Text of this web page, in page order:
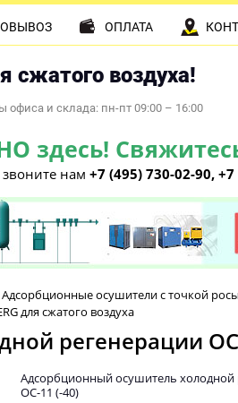
сжатого воздуха!
офиса и склада: пн-пт 09:00 – 16:00
звоните нам +7 (495) 730-02-90,
ОПЛАТА
Адсорбционные осушители с точкой росы
для сжатого воздуха
регенерации ОС-
Адсорбционный осушитель холодной
ОС-11 (-40)